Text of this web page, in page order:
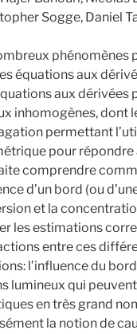
Sogge, Daniel
phénomènes
équations aux
aux dérivées
inhomogènes, dont
permettant
pour répondre
comprendre
d’un bord (ou
et la
les estimations
entre ces
l’influence du
lumineux qui
en très grand
la notion de